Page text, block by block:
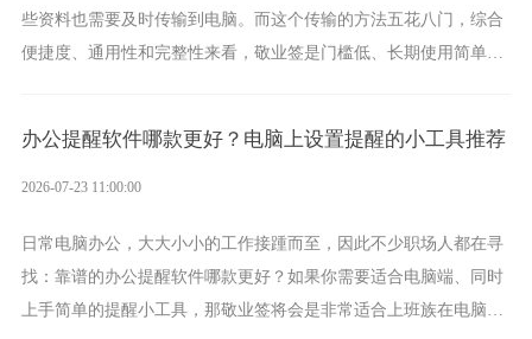
些资料也需要及时传输到电脑。而这个传输的方法五花八门，综合
便捷度、通用性和完整性来看，敬业签是门槛低、长期使用简单的
办公提醒软件哪款更好？电脑上设置提醒的小工具推荐
2026-07-23 11:00:00
日常电脑办公，大大小小的工作接踵而至，因此不少职场人都在寻
找：靠谱的办公提醒软件哪款更好？如果你需要适合电脑端、同时
上手简单的提醒小工具，那敬业签将会是非常适合上班族在电脑上